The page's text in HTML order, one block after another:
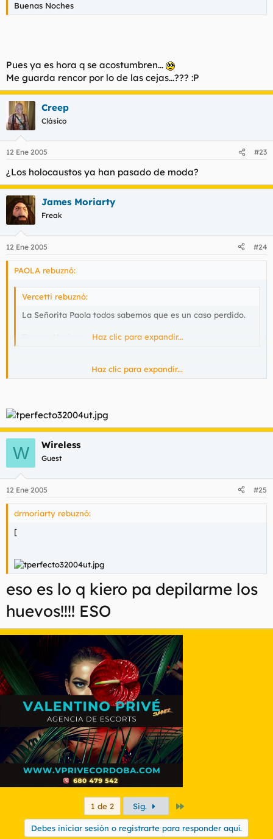
Buenas Noches
Pues ya es hora q se acostumbren...
Me guarda rencor por lo de las cejas...??? :P
Creep
Clásico
12 Ene 2005 #23
¿Los holocaustos ya han pasado de moda?
James Moriarty
Freak
12 Ene 2005 #24
PAOLA rebuznó:
Vercetti rebuznó:
La Señorita Paola todos sabemos que es un caso perdido.
Haz clic para expandir...
Haz clic para expandir...
W Wireless
Guest
12 Ene 2005 #25
drmoriarty rebuznó:
[
eso es lo q kiero pa depilarme los
huevos!!!! ESO
1 de 2 Sig.
Debes iniciar sesión o registrarte para responder aquí.